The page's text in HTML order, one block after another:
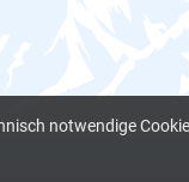
notwendige